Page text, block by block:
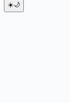
☀️🌙